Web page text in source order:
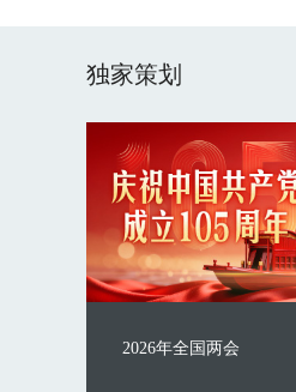
独家策划
2026年全国两会